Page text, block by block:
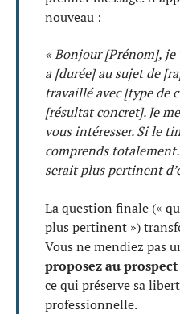
nouveau :
« Bonjour [Prénom], je
a [durée] au sujet de
travaillé avec [type de
[résultat concret]. Je
vous intéresser. Si le
comprends
serait plus pertinent
La question finale («
plus pertinent »)
Vous ne mendiez pas
proposez au
ce qui préserve sa
professionnelle.